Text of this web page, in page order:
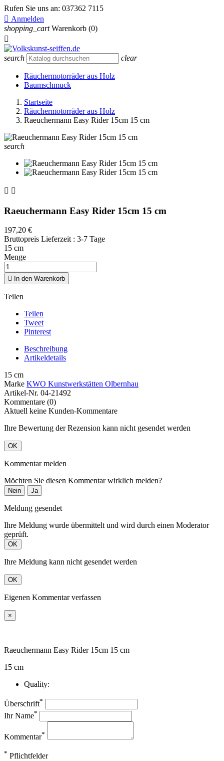
Rufen Sie uns an: 037362 7115
 Anmelden
shopping_cart Warenkorb (0)

search clear
Räuchermotorräder aus Holz
Baumschmuck
Startseite
Räuchermotorräder aus Holz
Raeuchermann Easy Rider 15cm 15 cm
search
 
Raeuchermann Easy Rider 15cm 15 cm
197,20 €
Bruttopreis Lieferzeit : 3-7 Tage
15 cm
Menge
 In den Warenkorb
Teilen
Teilen
Tweet
Pinterest
Beschreibung
Artikeldetails
15 cm
Marke KWO Kunstwerkstätten Olbernhau
Artikel-Nr. 04-21492
Kommentare (0)
Aktuell keine Kunden-Kommentare
Ihre Bewertung der Rezension kann nicht gesendet werden
OK
Kommentar melden
Möchten Sie diesen Kommentar wirklich melden?
Nein Ja
Meldung gesendet
Ihre Meldung wurde übermittelt und wird durch einen Moderator
geprüft.
OK
Ihre Meldung kann nicht gesendet werden
OK
Eigenen Kommentar verfassen
×
Raeuchermann Easy Rider 15cm 15 cm
15 cm
Quality:
Überschrift*
Ihr Name*
Kommentar*
* Pflichtfelder